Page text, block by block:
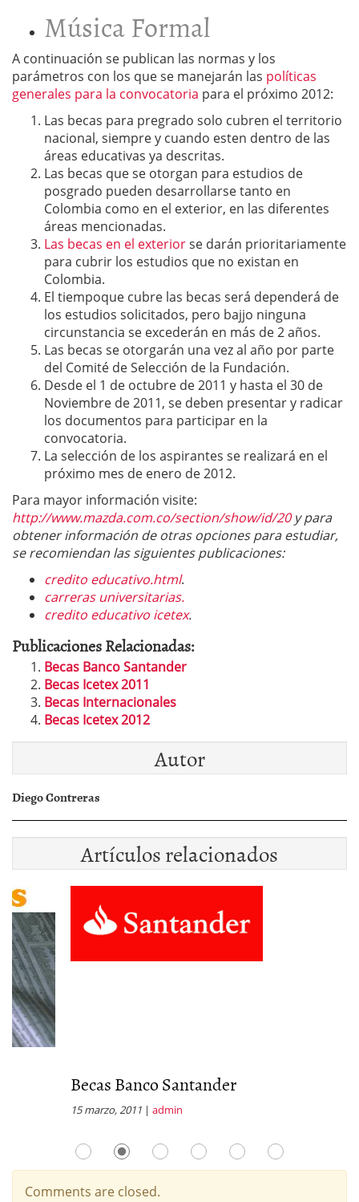
Música Formal
A continuación se publican las normas y los
parámetros con los que se manejarán las políticas
generales para la convocatoria para el próximo 2012:
Las becas para pregrado solo cubren el territorio
nacional, siempre y cuando esten dentro de las
áreas educativas ya descritas.
Las becas que se otorgan para estudios de
posgrado pueden desarrollarse tanto en
Colombia como en el exterior, en las diferentes
áreas mencionadas.
Las becas en el exteriorse darán prioritariamente
para cubrir los estudios que no existan en
Colombia.
El tiempoque cubre las becas será dependerá de
los estudios solicitados, pero bajjo ninguna
circunstancia se excederán en más de 2 años.
Las becas se otorgarán una vez al año por parte
del Comité de Selección de la Fundación.
Desde el 1 de octubre de 2011 y hasta el 30 de
Noviembre de 2011, se deben presentar y radicar
los documentos para participar en la
convocatoria.
La selección de los aspirantes se realizará en el
próximo mes de enero de 2012.
Para mayor información visite:
http://www.mazda.com.co/section/show/id/20 y para
obtener información de otras opciones para estudiar,
se recomiendan las siguientes publicaciones:
credito educativo.html.
carreras universitarias.
credito educativo icetex.
Publicaciones Relacionadas:
Becas Banco Santander
Becas Icetex 2011
Becas Internacionales
Becas Icetex 2012
Autor
Diego Contreras
Artículos relacionados
Becas Banco Santander
15 marzo, 2011|admin
Comments are closed.